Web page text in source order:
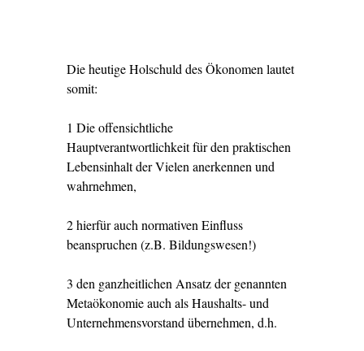
Die heutige Holschuld des Ökonomen lautet
somit:
1 Die offensichtliche
Hauptverantwortlichkeit für den praktischen
Lebensinhalt der Vielen anerkennen und
wahrnehmen,
2 hierfür auch normativen Einfluss
beanspruchen (z.B. Bildungswesen!)
3 den ganzheitlichen Ansatz der genannten
Metaökonomie auch als Haushalts- und
Unternehmensvorstand übernehmen, d.h.